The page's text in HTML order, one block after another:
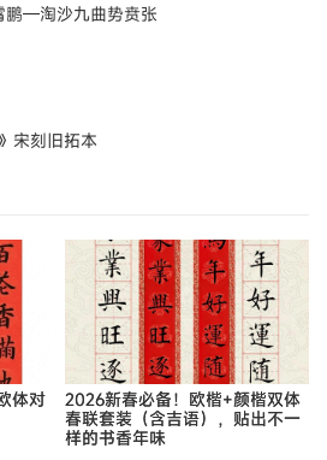
鹏—淘沙九曲势贲张
宋刻旧拓本
体对
2026新春必备！欧楷+颜楷双体
春联套装（含吉语），贴出不一
样的书香年味